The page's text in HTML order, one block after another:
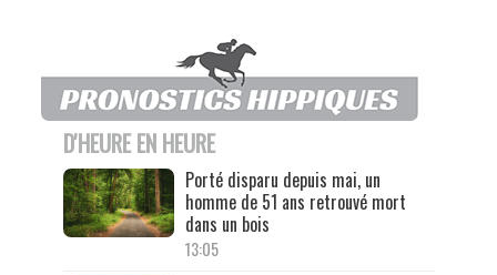
D'HEURE EN HEURE
Porté disparu depuis mai, un
homme de 51 ans retrouvé mort
dans un bois
13:05